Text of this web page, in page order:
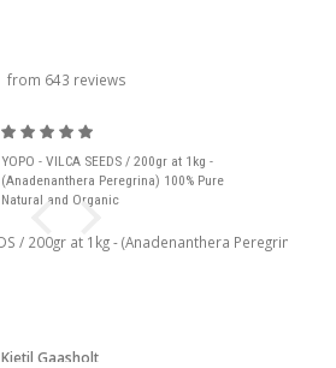
from 643 reviews
YOPO - VILCA SEEDS / 200gr at 1kg -
(Anadenanthera Peregrina) 100% Pure
Natural and Organic
Kjetil Gaasholt